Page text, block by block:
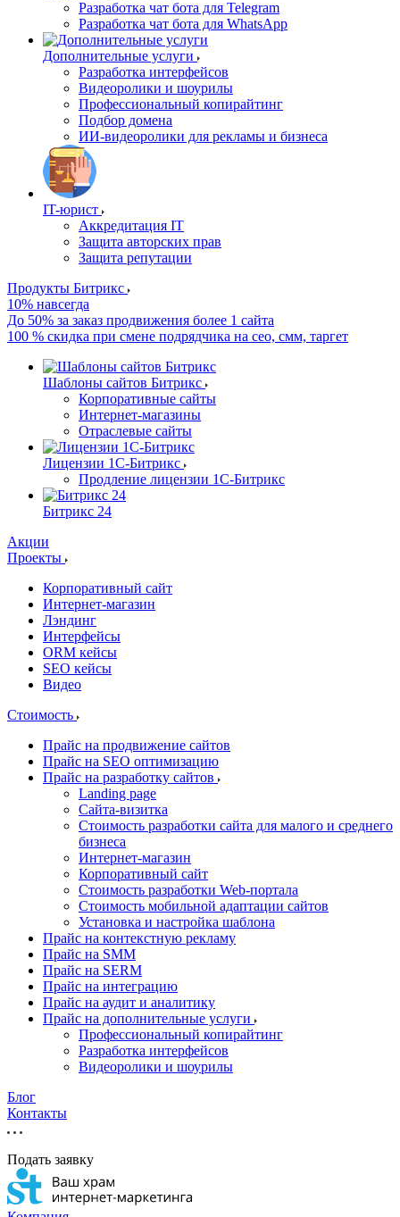
Разработка чат бота для Telegram
Разработка чат бота для WhatsApp
Дополнительные услуги
Разработка интерфейсов
Видеоролики и шоурилы
Профессиональный копирайтинг
Подбор домена
ИИ-видеоролики для рекламы и бизнеса
IT-юрист
Аккредитация IT
Защита авторских прав
Защита репутации
Продукты Битрикс
10% навсегда
До 50% за заказ продвижения более 1 сайта
100 % скидка при смене подрядчика на сео, смм, таргет
Шаблоны сайтов Битрикс
Корпоративные сайты
Интернет-магазины
Отраслевые сайты
Лицензии 1С-Битрикс
Продление лицензии 1С-Битрикс
Битрикс 24
Акции
Проекты
Корпоративный сайт
Интернет-магазин
Лэндинг
Интерфейсы
ORM кейсы
SEO кейсы
Видео
Стоимость
Прайс на продвижение сайтов
Прайс на SEO оптимизацию
Прайс на разработку сайтов
Landing page
Cайта-визитка
Стоимость разработки сайта для малого и среднего
бизнеса
Интернет-магазин
Корпоративный сайт
Стоимость разработки Web-портала
Стоимость мобильной адаптации сайтов
Установка и настройка шаблона
Прайс на контекстную рекламу
Прайс на SMM
Прайс на SERM
Прайс на интеграцию
Прайс на аудит и аналитику
Прайс на дополнительные услуги
Профессиональный копирайтинг
Разработка интерфейсов
Видеоролики и шоурилы
Блог
Контакты
Подать заявку